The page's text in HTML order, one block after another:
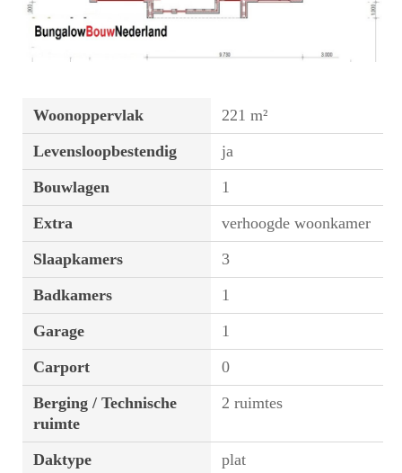
Woonoppervlak
221 m²
Levensloopbestendig
ja
Bouwlagen
1
Extra
verhoogde woonkamer
Slaapkamers
3
Badkamers
1
Garage
1
Carport
0
Berging / Technische
ruimte
2 ruimtes
Daktype
plat